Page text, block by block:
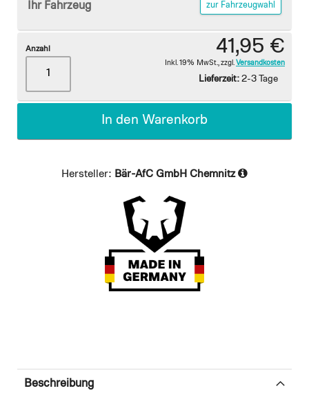
Ihr Fahrzeug zur Fahrzeugwahl
41,95 €
Inkl. 19% MwSt. zzgl. Versandkosten
Lieferzeit: 2-3 Tage
Anzahl
In den Warenkorb
Hersteller: Bär-AfC GmbH Chemnitz
Beschreibung